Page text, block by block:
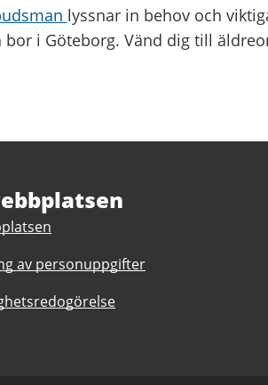
lyssnar in behov och
bor i Göteborg. Vänd dig till
av personuppgifter